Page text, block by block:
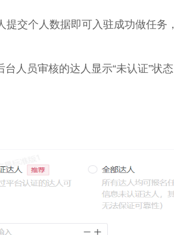
交个人数据即可入驻成功做任务
人员审核的达人显示“未认证”状态